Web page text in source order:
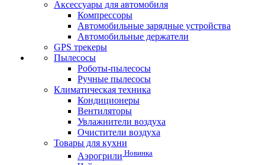
Аксессуары для автомобиля
Компрессоры
Автомобильные зарядные устройства
Автомобильные держатели
GPS трекеры
Пылесосы
Роботы-пылесосы
Ручные пылесосы
Климатическая техника
Кондиционеры
Вентиляторы
Увлажнители воздуха
Очистители воздуха
Товары для кухни
Аэрогрили Новинка